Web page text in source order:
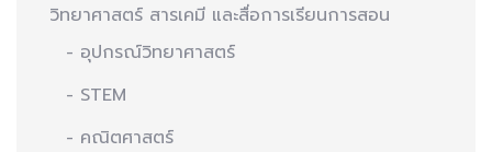
วิทยาศาสตร์ สารเคมี และสื่อการเรียนการสอน
- อุปกรณ์วิทยาศาสตร์
- STEM
- คณิตศาสตร์